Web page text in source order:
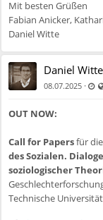
Mit besten Grüßen
Fabian Anicker,
Daniel Witte
Daniel Witte
08.07.2025 ·
OUT NOW:
Call for Papersfür
des Sozialen.
soziologischer
Technische